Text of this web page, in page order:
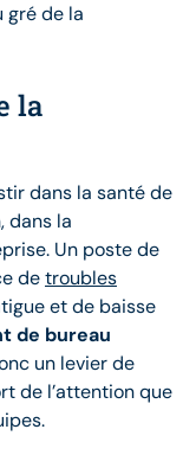
gré de la
la
dans la santé de
dans la
Un poste de
detroubles
et de baisse
de bureau
un levier de
de l’attention que